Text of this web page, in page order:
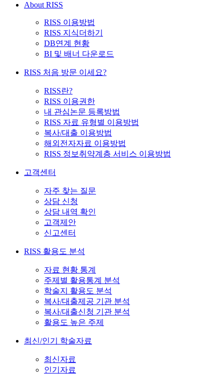
About RISS
RISS 이용방법
RISS 지식더하기
DB연계 현황
BI 및 배너 다운로드
RISS 처음 방문 이세요?
RISS란?
RISS 이용권한
내 관심논문 등록방법
RISS 자료 유형별 이용방법
복사/대출 이용방법
해외전자자료 이용방법
RISS 정보취약계층 서비스 이용방법
고객센터
자주 찾는 질문
상담 신청
상담 내역 확인
고객제안
신고센터
RISS 활용도 분석
자료 현황 통계
주제별 활용통계 분석
학술지 활용도 분석
복사/대출제공 기관 분석
복사/대출신청 기관 분석
활용도 높은 주제
최신/인기 학술자료
최신자료
인기자료